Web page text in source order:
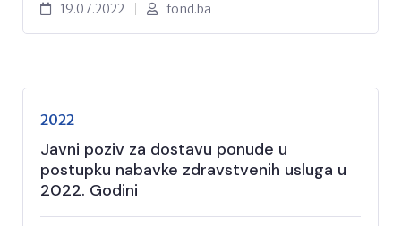
19.07.2022 fond.ba
2022
Javni poziv za dostavu ponude u
postupku nabavke zdravstvenih usluga u
2022. Godini